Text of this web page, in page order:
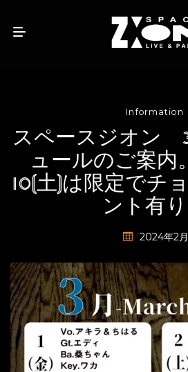
Information
スペースジオン
ュールのご案内
10(土)は限定でチ
ント有り
2024年2